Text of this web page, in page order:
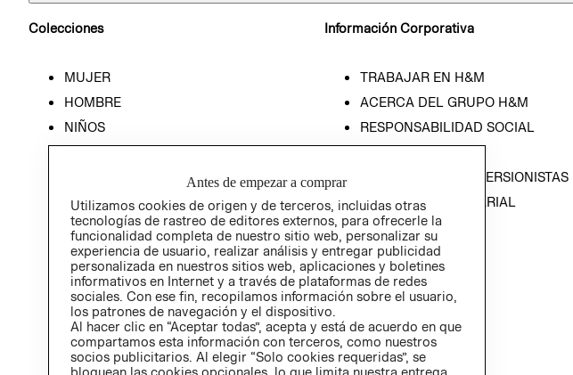
Colecciones
MUJER
HOMBRE
NIÑOS
Información Corporativa
TRABAJAR EN H&M
ACERCA DEL GRUPO H&M
RESPONSABILIDAD SOCIAL
RELACIÓN CON INVERSIONISTAS
POLÍTICA EMPRESARIAL
Antes de empezar a comprar
Utilizamos cookies de origen y de terceros, incluidas otras
tecnologías de rastreo de editores externos, para ofrecerle la
funcionalidad completa de nuestro sitio web, personalizar su
experiencia de usuario, realizar análisis y entregar publicidad
personalizada en nuestros sitios web, aplicaciones y boletines
informativos en Internet y a través de plataformas de redes
sociales. Con ese fin, recopilamos información sobre el usuario,
los patrones de navegación y el dispositivo.
Al hacer clic en “Aceptar todas”, acepta y está de acuerdo en que
compartamos esta información con terceros, como nuestros
socios publicitarios. Al elegir “Solo cookies requeridas”, se
bloquean las cookies opcionales, lo que limita nuestra entrega